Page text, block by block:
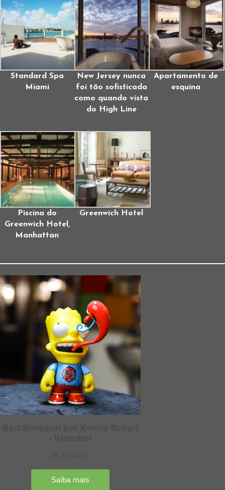
Standard Spa
Miami
New Jersey nunca
foi tão sofisticada
como quando vista
do High Line
Apartamento de
esquina
Piscina do
Greenwich Hotel,
Manhattan
Greenwich Hotel